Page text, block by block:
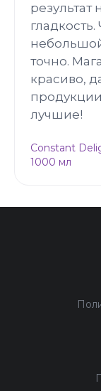
результат
точно.
красиво,
лучшие!
Constant
1000 мл